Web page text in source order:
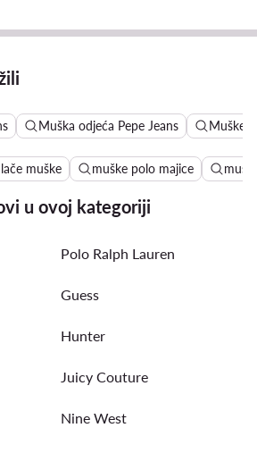
Muška odjeća Pepe Jeans Muške
muške muške polo majice
u ovoj kategoriji
Polo Ralph Lauren
Guess
Hunter
Juicy Couture
Nine West